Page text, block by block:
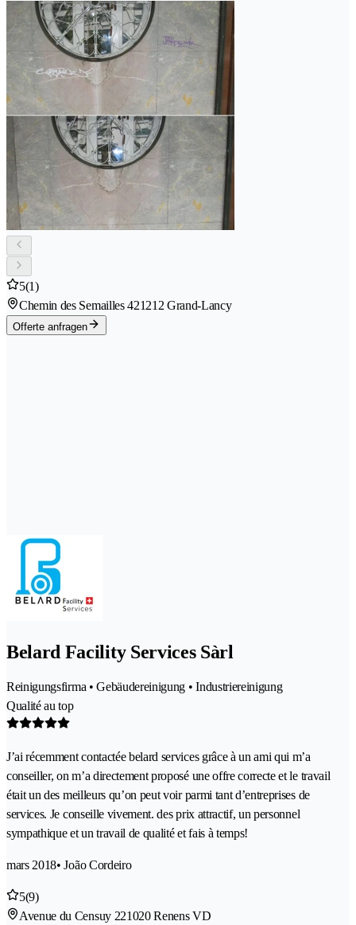
5(1)
Chemin des Semailles 421212 Grand-Lancy
Offerte anfragen
Belard Facility Services Sàrl
Reinigungsfirma • Gebäudereinigung • Industriereinigung
Qualité au top
J’ai récemment contactée belard services grâce à un ami qui m’a
conseiller, on m’a directement proposé une offre correcte et le travail
était un des meilleurs qu’on peut voir parmi tant d’entreprises de
services. Je conseille vivement. des prix attractif, un personnel
sympathique et un travail de qualité et fais à temps!
mars 2018• João Cordeiro
5(9)
Avenue du Censuy 221020 Renens VD